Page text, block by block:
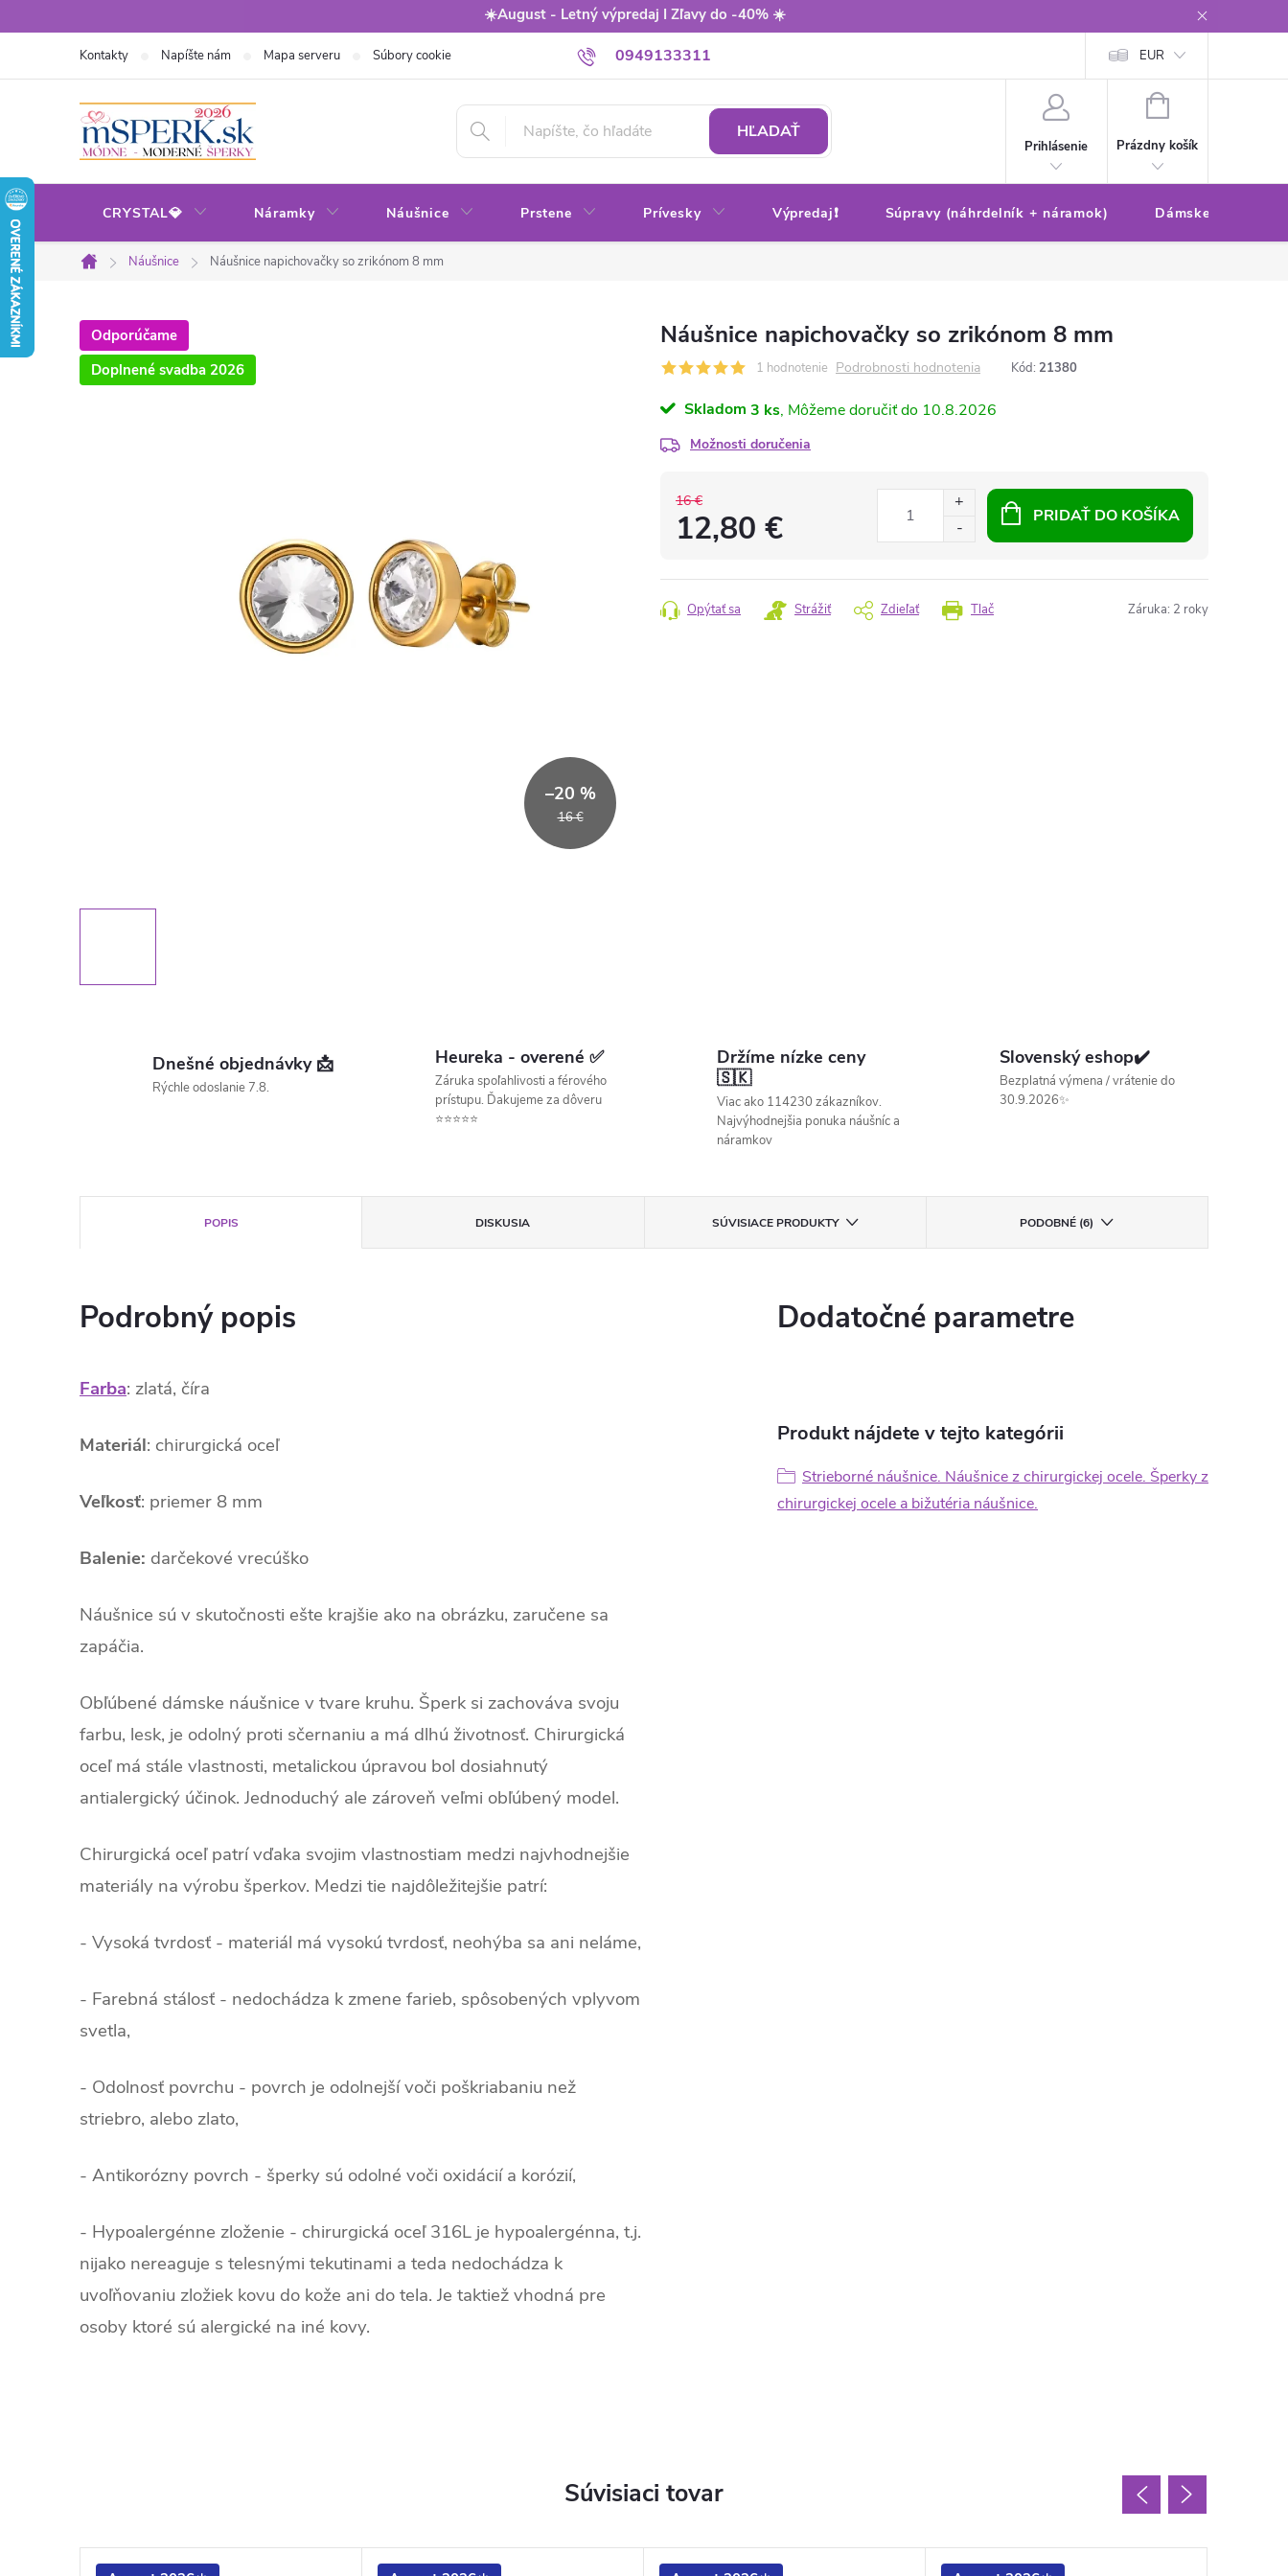
na
☀️August - Letný výpredaj I Zľavy do -40% ☀️
0949133311
Kontakty Napíšte nám Mapa serveru Súbory cookie Obchodné podmienky Ochrana osobných údajov
EUR
HĽADAŤ
Prihlásenie
NÁKUPNÝ
Prázdny košík
CRYSTAL💎 Náramky Náušnice Prstene Prívesky Výpredaj❗ Súpravy (náhrdelník + náramok) Dámske sety
Domov
Náušnice Náušnice napichovačky so zrikónom 8 mm
Odporúčame
Doplnené svadba 2026
16 €
–20 %
Náušnice napichovačky so zrikónom 8 mm
1 hodnotenie Podrobnosti hodnotenia Kód: 21380
Skladom 3 ks 10.8.2026
Možnosti doručenia
16 €
12,80 €
cena:
PRIDAŤ DO KOŠÍKA
Tlač
Opýtať sa Strážiť Zdieľať Záruka: 2 roky
Dnešné objednávky 📩
Rýchle odoslanie 7.8.
Heureka - overené ✅
Záruka spoľahlivosti a férového
prístupu. Ďakujeme za dôveru
⭐⭐⭐⭐⭐
Držíme nízke ceny
🇸🇰
Viac ako 114230 zákazníkov.
Najvýhodnejšia ponuka náušníc a
náramkov
Slovenský eshop✔️
Bezplatná výmena / vrátenie do
30.9.2026✨
POPIS DISKUSIA SÚVISIACE PRODUKTY PODOBNÉ (6)
Podrobný popis
Farba: zlatá, číra
Materiál: chirurgická oceľ
Veľkosť: priemer 8 mm
Balenie: darčekové vrecúško
Náušnice sú v skutočnosti ešte krajšie ako na obrázku, zaručene sa
zapáčia.
Obľúbené dámske náušnice v tvare kruhu. Šperk si zachováva svoju
farbu, lesk, je odolný proti sčernaniu a má dlhú životnosť. Chirurgická
oceľ má stále vlastnosti, metalickou úpravou bol dosiahnutý
antialergický účinok. Jednoduchý ale zároveň veľmi obľúbený model.
Chirurgická oceľ patrí vďaka svojim vlastnostiam medzi najvhodnejšie
materiály na výrobu šperkov. Medzi tie najdôležitejšie patrí:
- Vysoká tvrdosť - materiál má vysokú tvrdosť, neohýba sa ani neláme,
- Farebná stálosť - nedochádza k zmene farieb, spôsobených vplyvom
svetla,
- Odolnosť povrchu - povrch je odolnejší voči poškriabaniu než
striebro, alebo zlato,
- Antikorózny povrch - šperky sú odolné voči oxidácií a korózií,
- Hypoalergénne zloženie - chirurgická oceľ 316L je hypoalergénna, t.j.
nijako nereaguje s telesnými tekutinami a teda nedochádza k
uvoľňovaniu zložiek kovu do kože ani do tela. Je taktiež vhodná pre
osoby ktoré sú alergické na iné kovy.
Dodatočné parametre
Produkt nájdete v tejto kategórii
Strieborné náušnice. Náušnice z chirurgickej ocele. Šperky z
chirurgickej ocele a bižutéria náušnice.
Súvisiaci tovar